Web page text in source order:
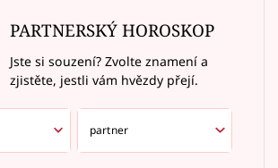
PARTNERSKÝ HOROSKOP
Jste si souzení? Zvolte znamení a
zjistěte, jestli vám hvězdy přejí.